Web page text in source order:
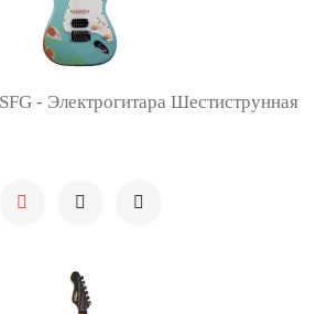
- Электрогитара Шестиструнная